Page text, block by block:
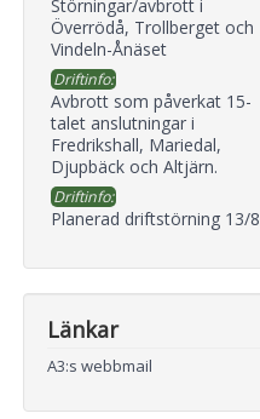
Störningar/avbrott i
Överrödå, Trollberget och
Vindeln-Ånäset
Driftinfo:
Avbrott som påverkat 15-
talet anslutningar i
Fredrikshall, Mariedal,
Djupbäck och Altjärn.
Driftinfo:
Planerad driftstörning 13/8
Länkar
A3:s webbmail